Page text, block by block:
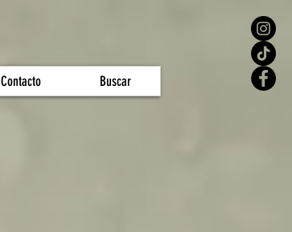
Contacto Buscar